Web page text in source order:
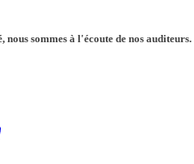
sommes à l'écoute de nos auditeurs.